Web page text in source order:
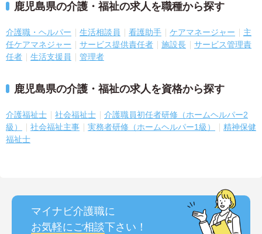
鹿児島県の介護・福祉の求人を職種から探す
介護職・ヘルパー 生活相談員 看護助手 ケアマネージャー
主
任ケアマネジャー
サービス提供責任者 施設長
サービス管理責
任者
生活支援員 管理者
鹿児島県の介護・福祉の求人を資格から探す
介護福祉士 社会福祉士
介護職員初任者研修（ホームヘルパー2
級）
社会福祉主事 実務者研修（ホームヘルパー1級）
精神保健
福祉士
マイナビ介護職に
お気軽にご相談下さい！